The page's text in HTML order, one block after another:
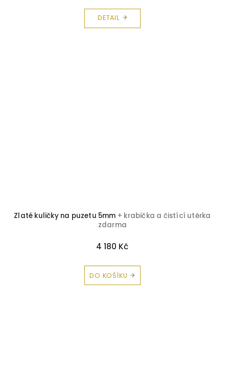
DETAIL
Zlaté kuličky na puzetu 5mm + krabička a čistící utěrka
zdarma
4 180 Kč
DO KOŠÍKU